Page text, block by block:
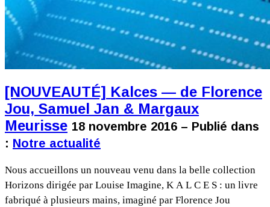
[NOUVEAUTÉ] Kalces — de Florence
Jou, Samuel Jan & Margaux
Meurisse 18 novembre 2016 – Publié dans
: Notre actualité
Nous accueillons un nouveau venu dans la belle collection
Horizons dirigée par Louise Imagine, K A L C E S : un livre
fabriqué à plusieurs mains, imaginé par Florence Jou